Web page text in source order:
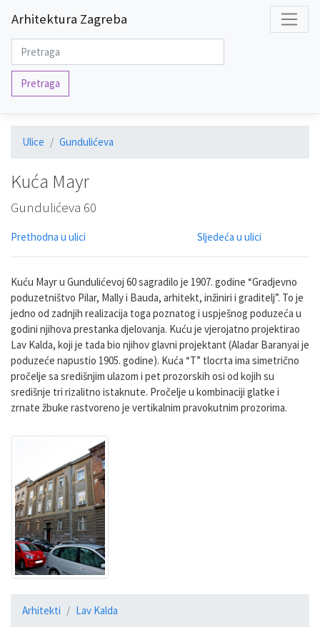
Arhitektura Zagreba
Pretraga
Ulice Gundulićeva
Kuća Mayr
Gundulićeva 60
Prethodna u ulici Sljedeća u ulici
Kuću Mayr u Gundulićevoj 60 sagradilo je 1907. godine “Grad­jev­no
po­du­zet­niš­tvo Pi­lar, Mal­ly i Bau­da, ar­hi­te­kt, in­ži­ni­ri i gra­di­telj”. To je
jedno od zadnjih realizacija toga poznatog i uspješnog poduzeća u
godini njihova prestanka djelovanja. Kuću je vjerojatno projektirao
Lav Kalda, koji je tada bio njihov glavni projektant (Aladar Baranyai je
poduzeće napustio 1905. godine). Kuća “T” tlocrta ima simetrično
pročelje sa središnjim ulazom i pet prozorskih osi od kojih su
središnje tri rizalitno istaknute. Pročelje u kombinaciji glatke i
zrnate žbuke rastvoreno je vertikalnim pravokutnim prozorima.
Arhitekti Lav Kalda